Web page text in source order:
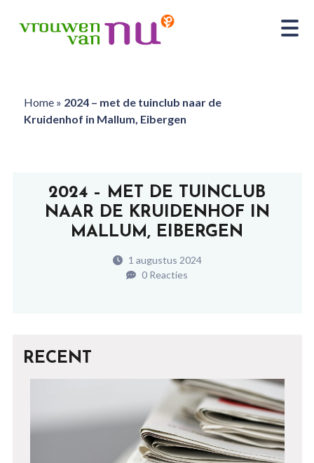
Home» 2024 – met de tuinclub naar de
Kruidenhof in Mallum, Eibergen
2024 – MET DE TUINCLUB
NAAR DE KRUIDENHOF IN
MALLUM, EIBERGEN
1 augustus 2024
0 Reacties
RECENT